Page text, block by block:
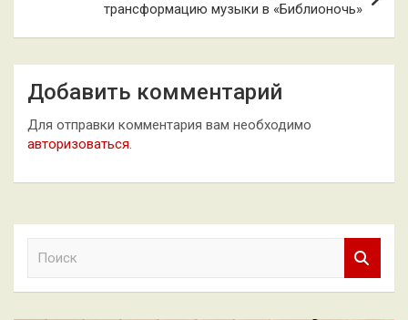
трансформацию музыки в «Библионочь»
Добавить комментарий
Для отправки комментария вам необходимо
авторизоваться.